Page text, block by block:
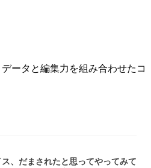
ータと編集力を組み合わせたコ
ス、だまされたと思ってやってみて